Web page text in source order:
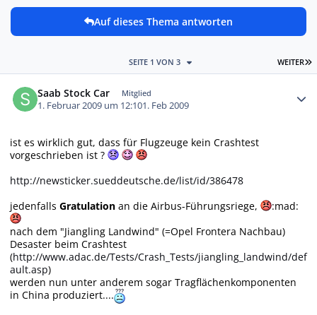
Auf dieses Thema antworten
WEITER
SEITE 1 VON 3
Saab Stock Car Mitglied
1. Februar 2009 um 12:101. Feb 2009
ist es wirklich gut, dass für Flugzeuge kein Crashtest
vorgeschrieben ist ?
http://newsticker.sueddeutsche.de/list/id/386478
jedenfalls Gratulation an die Airbus-Führungsriege,
:mad:
nach dem "Jiangling Landwind" (=Opel Frontera Nachbau)
Desaster beim Crashtest
(http://www.adac.de/Tests/Crash_Tests/jiangling_landwind/def
ault.asp)
werden nun unter anderem sogar Tragflächenkomponenten
in China produziert....